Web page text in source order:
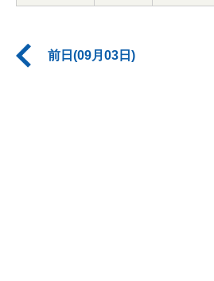
前日(09月03日)